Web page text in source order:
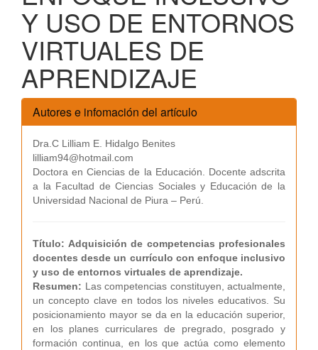
Y USO DE ENTORNOS
VIRTUALES DE
APRENDIZAJE
Autores e infomación del artículo
Dra.C Lilliam E. Hidalgo Benites
lilliam94@hotmail.com
Doctora en Ciencias de la Educación. Docente adscrita
a la Facultad de Ciencias Sociales y Educación de la
Universidad Nacional de Piura – Perú.
Título: Adquisición de competencias profesionales
docentes desde un currículo con enfoque inclusivo
y uso de entornos virtuales de aprendizaje.
Resumen: Las competencias constituyen, actualmente,
un concepto clave en todos los niveles educativos. Su
posicionamiento mayor se da en la educación superior,
en los planes curriculares de pregrado, posgrado y
formación continua, en los que actúa como elemento